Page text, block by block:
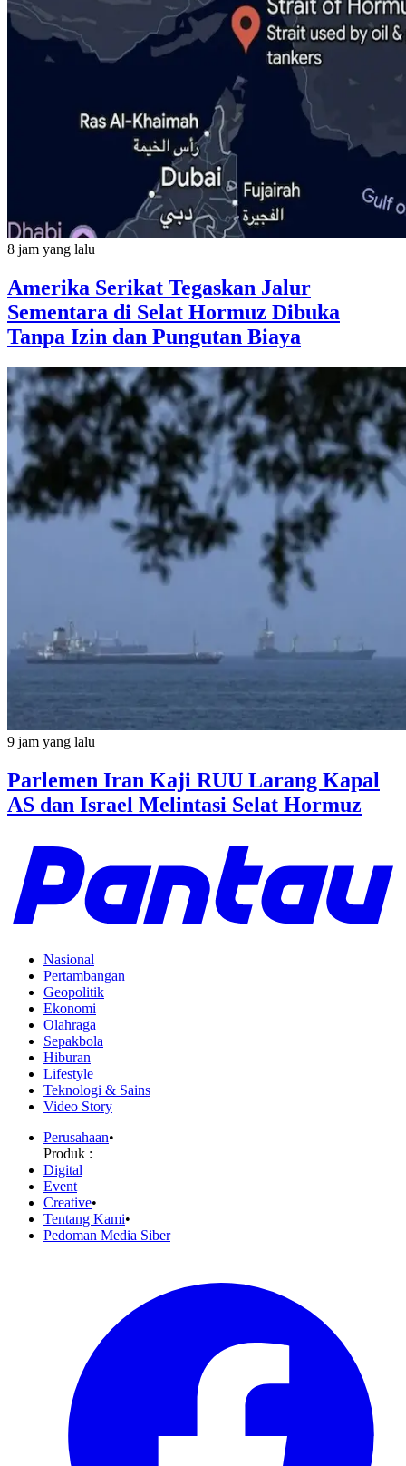
8 jam yang lalu
Amerika Serikat Tegaskan Jalur
Sementara di Selat Hormuz Dibuka
Tanpa Izin dan Pungutan Biaya
9 jam yang lalu
Parlemen Iran Kaji RUU Larang Kapal
AS dan Israel Melintasi Selat Hormuz
Nasional
Pertambangan
Geopolitik
Ekonomi
Olahraga
Sepakbola
Hiburan
Lifestyle
Teknologi & Sains
Video Story
Perusahaan•
Produk :
Digital
Event
Creative•
Tentang Kami•
Pedoman Media Siber